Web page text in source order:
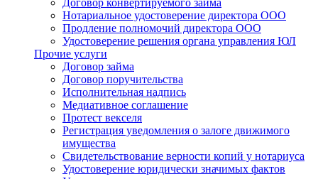
Договор конвертируемого займа
Нотариальное удостоверение директора ООО
Продление полномочий директора ООО
Удостоверение решения органа управления ЮЛ
Прочие услуги
Договор займа
Договор поручительства
Исполнительная надпись
Медиативное соглашение
Протест векселя
Регистрация уведомления о залоге движимого
имущества
Свидетельствование верности копий у нотариуса
Удостоверение юридически значимых фактов